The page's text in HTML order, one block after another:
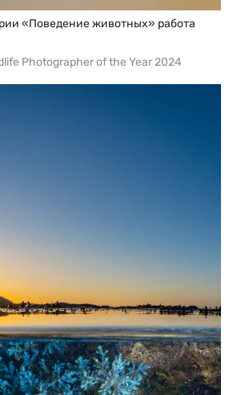
«Поведение животных» работа
Photographer of the Year 2024